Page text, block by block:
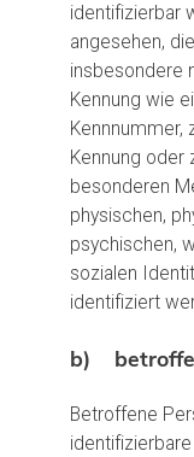
identifizierbar
angesehen,
insbesondere
Kennung wie
Kennnummer,
Kennung oder
besonderen
physischen,
psychischen,
sozialen
identifiziert
b)
Betroffene